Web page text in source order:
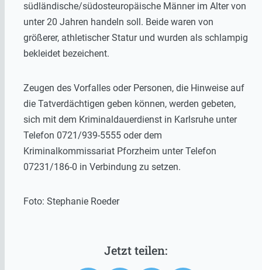
südländische/südosteuropäische Männer im Alter von
unter 20 Jahren handeln soll. Beide waren von
größerer, athletischer Statur und wurden als schlampig
bekleidet bezeichent.
Zeugen des Vorfalles oder Personen, die Hinweise auf
die Tatverdächtigen geben können, werden gebeten,
sich mit dem Kriminaldauerdienst in Karlsruhe unter
Telefon 0721/939-5555 oder dem
Kriminalkommissariat Pforzheim unter Telefon
07231/186-0 in Verbindung zu setzen.
Foto: Stephanie Roeder